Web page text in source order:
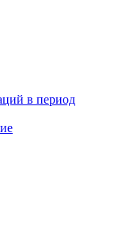
в период